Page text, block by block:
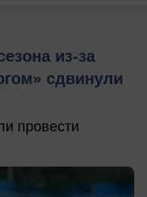
из-за
сдвинули
провести